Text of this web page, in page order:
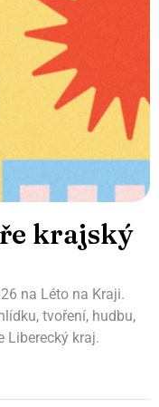
krajský
na Léto na Kraji.
tvoření, hudbu,
Liberecký kraj.